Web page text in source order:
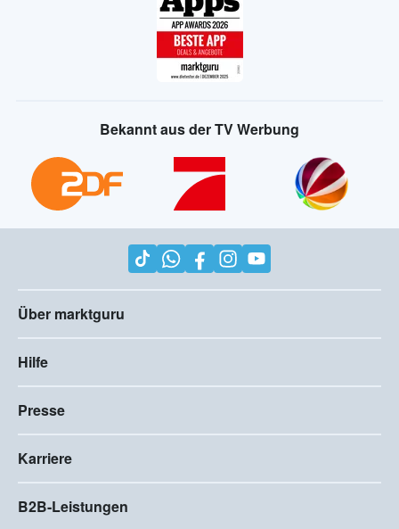
Bekannt aus der TV Werbung
Über marktguru
Hilfe
Presse
Karriere
B2B-Leistungen